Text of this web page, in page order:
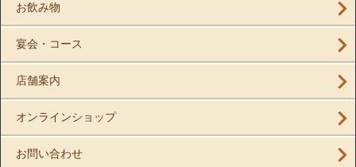
お飲み物
宴会・コース
店舗案内
オンラインショップ
お問い合わせ